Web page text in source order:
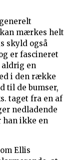
mærkes helt
skyld også
er fascineret
aldrig en
i den række
til de bumser,
taget fra en af
nedladende
han ikke en
Ellis